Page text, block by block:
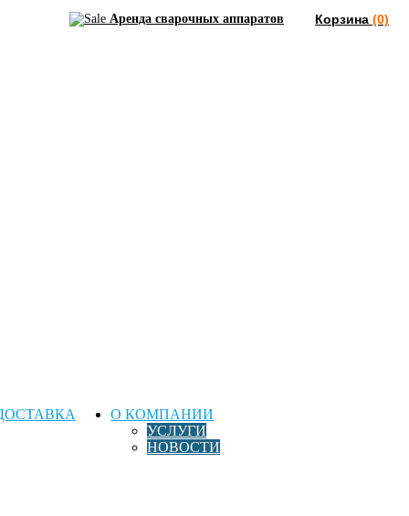
Аренда сварочных аппаратов Корзина (0)
О КОМПАНИИ
УСЛУГИ
НОВОСТИ